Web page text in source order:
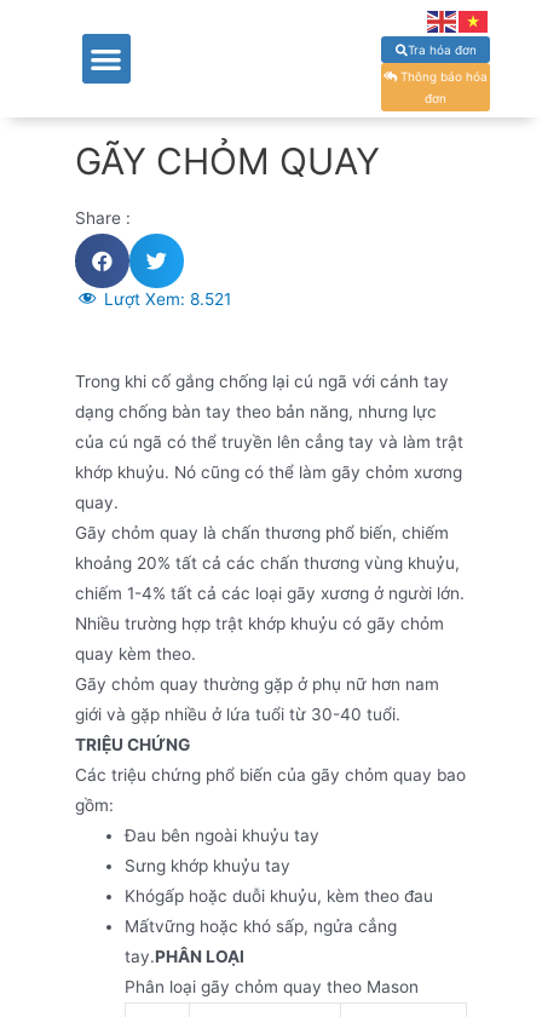
Tra hóa đơn
Thông báo hóa
đơn
GÃY CHỎM QUAY
Share :
Lượt Xem: 8.521
Trong khi cố gắng chống lại cú ngã với cánh tay
dạng chống bàn tay theo bản năng, nhưng lực
của cú ngã có thể truyền lên cẳng tay và làm trật
khớp khuỷu. Nó cũng có thể làm gãy chỏm xương
quay.
Gãy chỏm quay là chấn thương phổ biến, chiếm
khoảng 20% tất cả các chấn thương vùng khuỷu,
chiếm 1-4% tất cả các loại gãy xương ở người lớn.
Nhiều trường hợp trật khớp khuỷu có gãy chỏm
quay kèm theo.
Gãy chỏm quay thường gặp ở phụ nữ hơn nam
giới và gặp nhiều ở lứa tuổi từ 30-40 tuổi.
TRIỆU CHỨNG
Các triệu chứng phổ biến của gãy chỏm quay bao
gồm:
Đau bên ngoài khuỷu tay
Sưng khớp khuỷu tay
Khógấp hoặc duỗi khuỷu, kèm theo đau
Mấtvững hoặc khó sấp, ngửa cẳng
tay.PHÂN LOẠI
Phân loại gãy chỏm quay theo Mason